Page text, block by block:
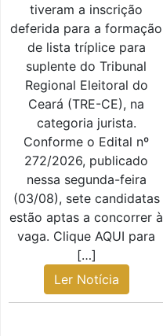
tiveram a inscrição
deferida para a formação
de lista tríplice para
suplente do Tribunal
Regional Eleitoral do
Ceará (TRE-CE), na
categoria jurista.
Conforme o Edital nº
272/2026, publicado
nessa segunda-feira
(03/08), sete candidatas
estão aptas a concorrer à
vaga. Clique AQUI para
[…]
Ler Notícia